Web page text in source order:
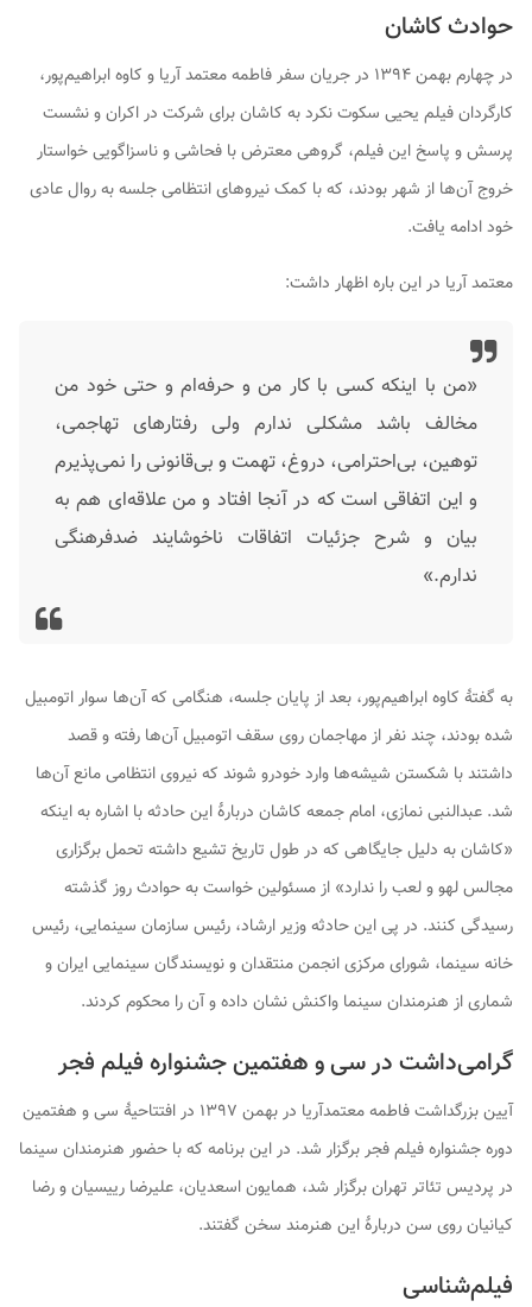
حوادث کاشان
در چهارم بهمن ۱۳۹۴ در جریان سفر فاطمه معتمد آریا و کاوه ابراهیم‌پور،
کارگردان فیلم یحیی سکوت نکرد به کاشان برای شرکت در اکران و نشست
پرسش و پاسخ این فیلم، گروهی معترض با فحاشی و ناسزاگویی خواستار
خروج آن‌ها از شهر بودند، که با کمک نیروهای انتظامی جلسه به روال عادی
خود ادامه یافت.
معتمد آریا در این باره اظهار داشت:
«من با اینکه کسی با کار من و حرفه‌ام و حتی خود من
مخالف باشد مشکلی ندارم ولی رفتارهای تهاجمی،
توهین، بی‌احترامی، دروغ، تهمت و بی‌قانونی را نمی‌پذیرم
و این اتفاقی است که در آنجا افتاد و من علاقه‌ای هم به
بیان و شرح جزئیات اتفاقات ناخوشایند ضدفرهنگی
ندارم.»
به گفتهٔ کاوه ابراهیم‌پور، بعد از پایان جلسه، هنگامی که آن‌ها سوار اتومبیل
شده بودند، چند نفر از مهاجمان روی سقف اتومبیل آن‌ها رفته و قصد
داشتند با شکستن شیشه‌ها وارد خودرو شوند که نیروی انتظامی مانع آن‌ها
شد. عبدالنبی نمازی، امام جمعه کاشان دربارهٔ این حادثه با اشاره به اینکه
«کاشان به دلیل جایگاهی که در طول تاریخ تشیع داشته تحمل برگزاری
مجالس لهو و لعب را ندارد» از مسئولین خواست به حوادث روز گذشته
رسیدگی کنند. در پی این حادثه وزیر ارشاد، رئیس سازمان سینمایی، رئیس
خانه سینما، شورای مرکزی انجمن منتقدان و نویسندگان سینمایی ایران و
شماری از هنرمندان سینما واکنش نشان داده و آن را محکوم کردند.
گرامی‌داشت در سی و هفتمین جشنواره فیلم فجر
آیین بزرگداشت فاطمه معتمدآریا در بهمن ۱۳۹۷ در افتتاحیهٔ سی و هفتمین
دوره جشنواره فیلم فجر برگزار شد. در این برنامه که با حضور هنرمندان سینما
در پردیس تئاتر تهران برگزار شد، همایون اسعدیان، علیرضا رییسیان و رضا
کیانیان روی سن دربارهٔ این هنرمند سخن گفتند.
فیلم‌شناسی